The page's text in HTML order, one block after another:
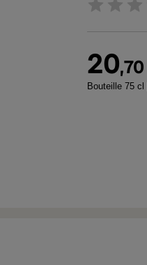
20,70
Bouteille 75 cl